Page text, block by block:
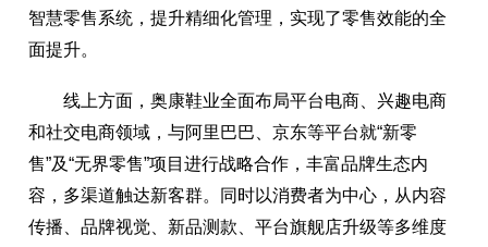
智慧零售系统，提升精细化管理，实现了零售效能的全
面提升。
线上方面，奥康鞋业全面布局平台电商、兴趣电商
和社交电商领域，与阿里巴巴、京东等平台就“新零
售”及“无界零售”项目进行战略合作，丰富品牌生态内
容，多渠道触达新客群。同时以消费者为中心，从内容
传播、品牌视觉、新品测款、平台旗舰店升级等多维度